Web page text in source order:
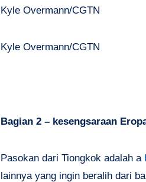
Kyle Overmann/CGTN
Kyle Overmann/CGTN
Bagian 2 – kesengsaraan
Pasokan dari Tiongkok adalah a
lainnya yang ingin beralih dari